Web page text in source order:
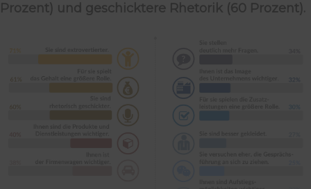
Prozent) und geschicktere Rhetorik (60 Prozent).